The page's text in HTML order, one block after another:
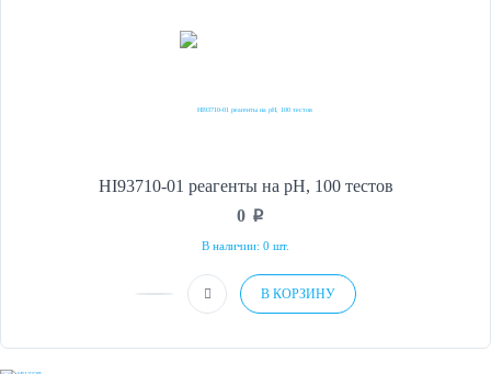
HI93710-01 реагенты на рН, 100 тестов
0 p
В наличии: 0 шт.
В КОРЗИНУ